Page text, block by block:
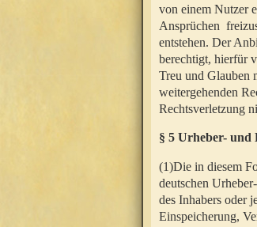
von einem Nutzer
Ansprüchen
entstehen. Der
berechtigt, hierfür
Treu und Glauben
weitergehenden
Rechtsverletzung
§ 5 Urheber- und
(1)Die in diesem
deutschen
des Inhabers oder
Einspeicherung,